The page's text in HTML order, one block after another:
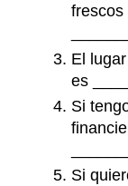
frescos
El
es
Si
Si